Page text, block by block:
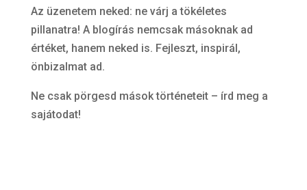
Az üzenetem neked: ne várj a tökéletes
pillanatra! A blogírás nemcsak másoknak ad
értéket, hanem neked is. Fejleszt, inspirál,
önbizalmat ad.
Ne csak pörgesd mások történeteit – írd meg a
sajátodat!